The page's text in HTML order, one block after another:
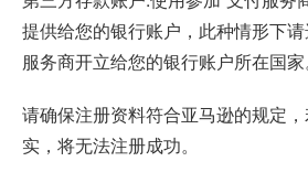
提供给您的银行账户，此种情形下
服务商开立给您的银行账户所在国家
请确保注册资料符合亚马逊的规定
实，将无法注册成功。